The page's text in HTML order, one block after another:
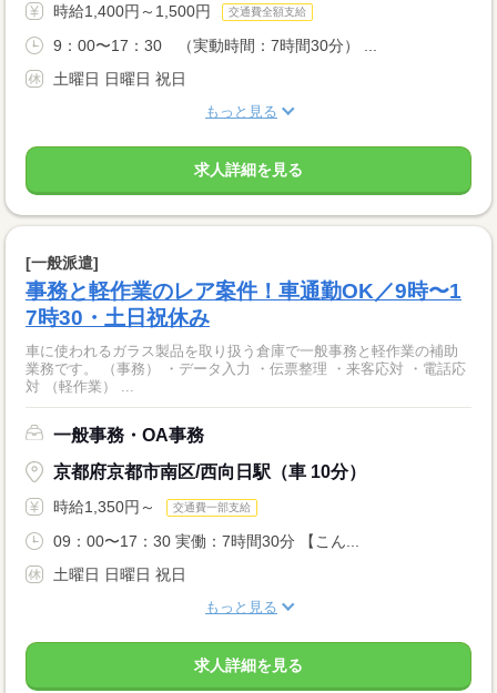
時給1,400円～1,500円 交通費全額支給
9：00〜17：30 （実動時間：7時間30分） ...
土曜日 日曜日 祝日
もっと見る
求人詳細を見る
[一般派遣]
事務と軽作業のレア案件！車通勤OK／9時〜1
7時30・土日祝休み
車に使われるガラス製品を取り扱う倉庫で一般事務と軽作業の補助
業務です。 （事務） ・データ入力 ・伝票整理 ・来客応対 ・電話応
対 （軽作業） ...
一般事務・OA事務
京都府京都市南区/西向日駅（車 10分）
時給1,350円～ 交通費一部支給
09：00〜17：30 実働：7時間30分 【こん...
土曜日 日曜日 祝日
もっと見る
求人詳細を見る